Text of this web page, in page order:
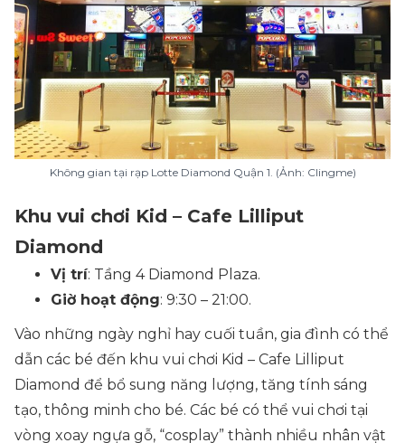
Không gian tại rạp Lotte Diamond Quận 1. (Ảnh: Clingme)
Khu vui chơi Kid – Cafe Lilliput
Diamond
Vị trí: Tầng 4 Diamond Plaza.
Giờ hoạt động: 9:30 – 21:00.
Vào những ngày nghỉ hay cuối tuần, gia đình có thể
dẫn các bé đến khu vui chơi Kid – Cafe Lilliput
Diamond để bổ sung năng lượng, tăng tính sáng
tạo, thông minh cho bé. Các bé có thể vui chơi tại
vòng xoay ngựa gỗ, “cosplay” thành nhiều nhân vật